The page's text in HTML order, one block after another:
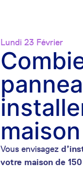
Lundi 23 Février
Vous envisagez
votre maison de 150